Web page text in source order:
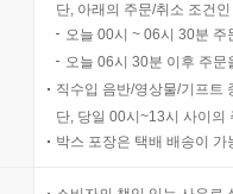
단, 아래의 주문/취소 조건
오늘 00시 ~ 06시 30분
오늘 06시 30분 이후 주
직수입 음반/영상물/기프트
단, 당일 00시~13시 사이의
박스 포장은 택배 배송이